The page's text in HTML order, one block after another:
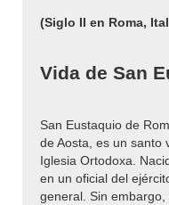
(Siglo II en Roma,
Vida de San
San Eustaquio de
de Aosta, es un santo
Iglesia Ortodoxa.
en un oficial del
general. Sin